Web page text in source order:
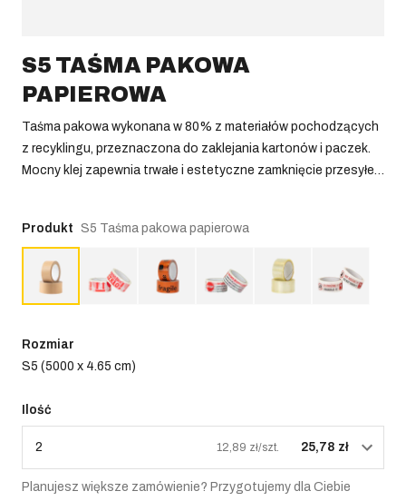
S5 TAŚMA PAKOWA
PAPIEROWA
Taśma pakowa wykonana w 80% z materiałów pochodzących
z recyklingu, przeznaczona do zaklejania kartonów i paczek.
Mocny klej zapewnia trwałe i estetyczne zamknięcie przesyłek.
Produkt S5 Taśma pakowa papierowa
Rozmiar
S5 (5000 x 4.65 cm)
Ilość
2 12,89 zł/szt. 25,78 zł
Planujesz większe zamówienie? Przygotujemy dla Ciebie